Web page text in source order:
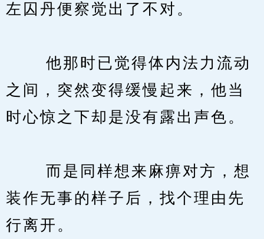
左囚丹便察觉出了不对。
他那时已觉得体内法力流动
之间，突然变得缓慢起来，他当
时心惊之下却是没有露出声色。
而是同样想来麻痹对方，想
装作无事的样子后，找个理由先
行离开。